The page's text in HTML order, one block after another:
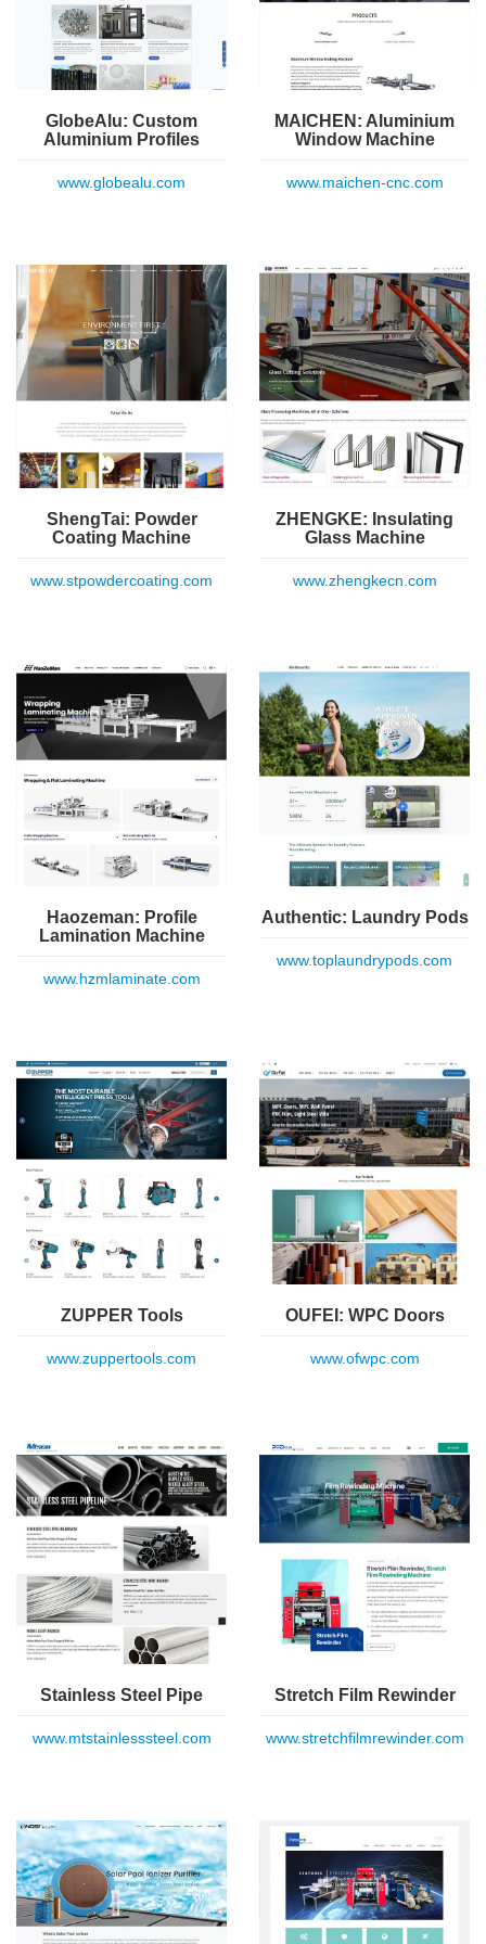
GlobeAlu: Custom
Aluminium Profiles
www.globealu.com
MAICHEN: Aluminium
Window Machine
www.maichen-cnc.com
ShengTai: Powder
Coating Machine
www.stpowdercoating.com
ZHENGKE: Insulating
Glass Machine
www.zhengkecn.com
Haozeman: Profile
Lamination Machine
www.hzmlaminate.com
Authentic: Laundry Pods
www.toplaundrypods.com
ZUPPER Tools
www.zuppertools.com
OUFEI: WPC Doors
www.ofwpc.com
Stainless Steel Pipe
www.mtstainlesssteel.com
Stretch Film Rewinder
www.stretchfilmrewinder.com